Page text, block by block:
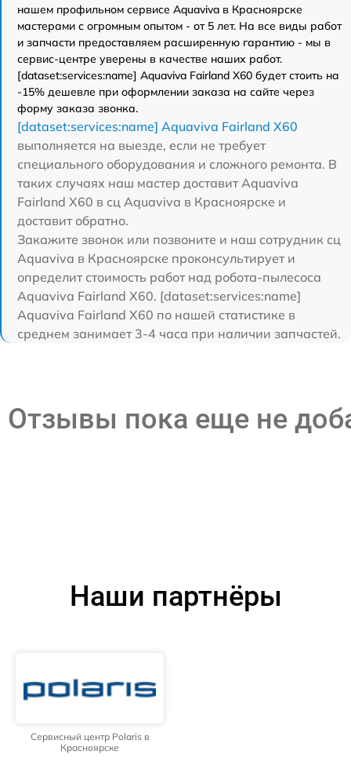
нашем профильном сервисе Aquaviva в Красноярске
мастерами с огромным опытом - от 5 лет. На все виды работ
и запчасти предоставляем расширенную гарантию - мы в
сервис-центре уверены в качестве наших работ.
[dataset:services:name] Aquaviva Fairland X60 будет стоить на
-15% дешевле при оформлении заказа на сайте через
форму заказа звонка.
[dataset:services:name] Aquaviva Fairland X60
выполняется на выезде, если не требует
специального оборудования и сложного ремонта. В
таких случаях наш мастер доставит Aquaviva
Fairland X60 в сц Aquaviva в Красноярске и
доставит обратно.
Закажите звонок или позвоните и наш сотрудник сц
Aquaviva в Красноярске проконсультирует и
определит стоимость работ над робота-пылесоса
Aquaviva Fairland X60. [dataset:services:name]
Aquaviva Fairland X60 по нашей статистике в
среднем занимает 3-4 часа при наличии запчастей.
Отзывы пока еще не
Наши партнёры
Сервисный центр Polaris в
Красноярске